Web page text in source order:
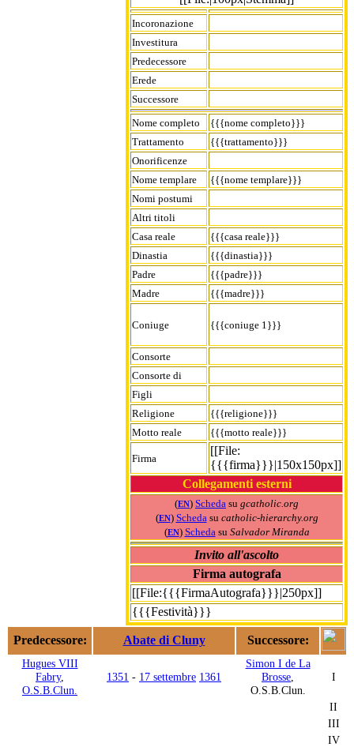
Incoronazione
Investitura
Predecessore
Erede
Successore
Nome completo
{{{nome completo}}}
Trattamento
{{{trattamento}}}
Onorificenze
Nome templare
{{{nome templare}}}
Nomi postumi
Altri titoli
Casa reale
{{{casa reale}}}
Dinastia
{{{dinastia}}}
Padre
{{{padre}}}
Madre
{{{madre}}}
Coniuge {{{coniuge 1}}}
Consorte
Consorte di
Figli
Religione
{{{religione}}}
Motto reale
{{{motto reale}}}
Firma
[[File:
{{{firma}}}|150x150px]]
Collegamenti esterni
(EN) Scheda su gcatholic.org
(EN) Scheda su catholic-hierarchy.org
(EN) Scheda su Salvador Miranda
Invito all'ascolto
Firma autografa
[[File:{{{FirmaAutografa}}}|250px]]
{{{Festività}}}
Predecessore: Abate di Cluny Successore:
Hugues VIII
Fabry,
O.S.B.Clun.
1351 - 17 settembre 1361
Simon I de La
Brosse
O.S.B.Clun.
I
II
III
IV